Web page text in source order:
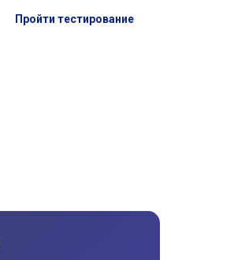
Пройти тестирование